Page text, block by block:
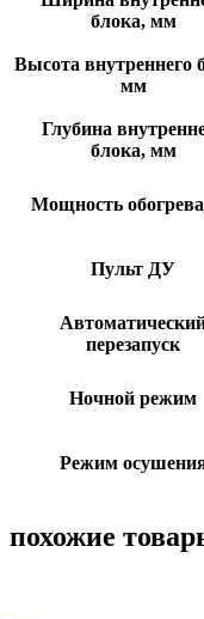
блока, мм
Высота внутреннего
мм
Глубина
блока, мм
Мощность
Пульт ДУ
перезапуск
Ночной режим
Режим
похожие